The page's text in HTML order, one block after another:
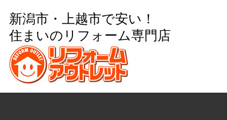
新潟市・上越市で安い！
住まいのリフォーム専門店